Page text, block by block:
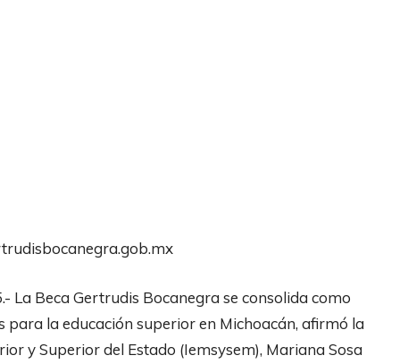
La Beca Gertrudis Bocanegra se consolida como
la educación superior en Michoacán, afirmó la
y Superior del Estado (Iemsysem), Mariana Sosa